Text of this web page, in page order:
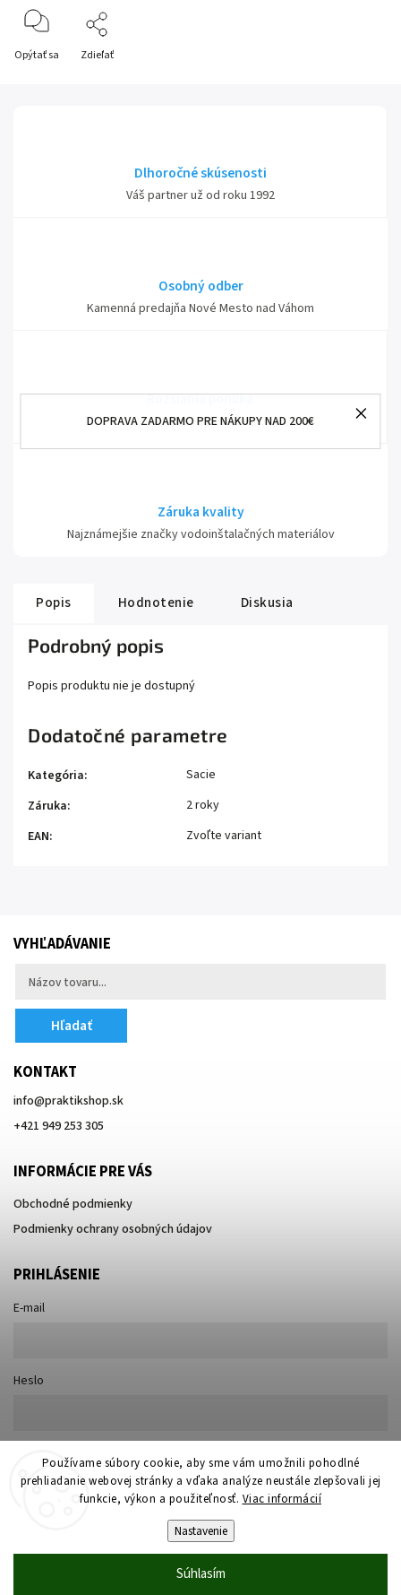
Používame súbory cookie, aby sme vám umožnili pohodlné
prehliadanie webovej stránky a vďaka analýze neustále zlepšovali jej
funkcie, výkon a použiteľnosť. Viac informácií
Nastavenie
Súhlasím
DOPRAVA ZADARMO PRE NÁKUPY NAD 200€
Opýtať sa Zdieľať
Dlhoročné skúsenosti
Váš partner už od roku 1992
Osobný odber
Kamenná predajňa Nové Mesto nad Váhom
Rozsiahla ponuka
Od sanity až po príslušenstvo
Záruka kvality
Najznámejšie značky vodoinštalačných materiálov
Popis Hodnotenie Diskusia
Podrobný popis
Popis produktu nie je dostupný
Dodatočné parametre
Kategória:
Sacie
Záruka:
2 roky
EAN: Zvoľte variant
VYHĽADÁVANIE
Hľadať
KONTAKT
info@praktikshop.sk
+421 949 253 305
INFORMÁCIE PRE VÁS
Obchodné podmienky
Podmienky ochrany osobných údajov
PRIHLÁSENIE
E-mail
Heslo
Prihlásiť sa
Nová registrácia
Zabudnuté heslo